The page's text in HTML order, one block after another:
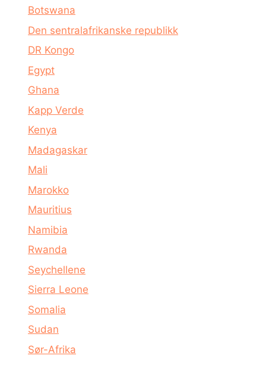
Botswana
Den sentralafrikanske republikk
DR Kongo
Egypt
Ghana
Kapp Verde
Kenya
Madagaskar
Mali
Marokko
Mauritius
Namibia
Rwanda
Seychellene
Sierra Leone
Somalia
Sudan
Sør-Afrika